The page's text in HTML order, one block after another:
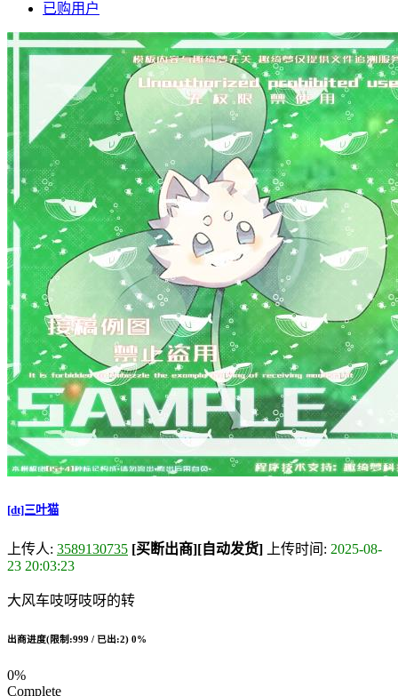
已购用户
[dt]三叶猫
上传人: 3589130735 [买断出商][自动发货] 上传时间: 2025-08-
23 20:03:23
大风车吱呀吱呀的转
出商进度(限制:999 / 已出:2) 0%
0%
Complete